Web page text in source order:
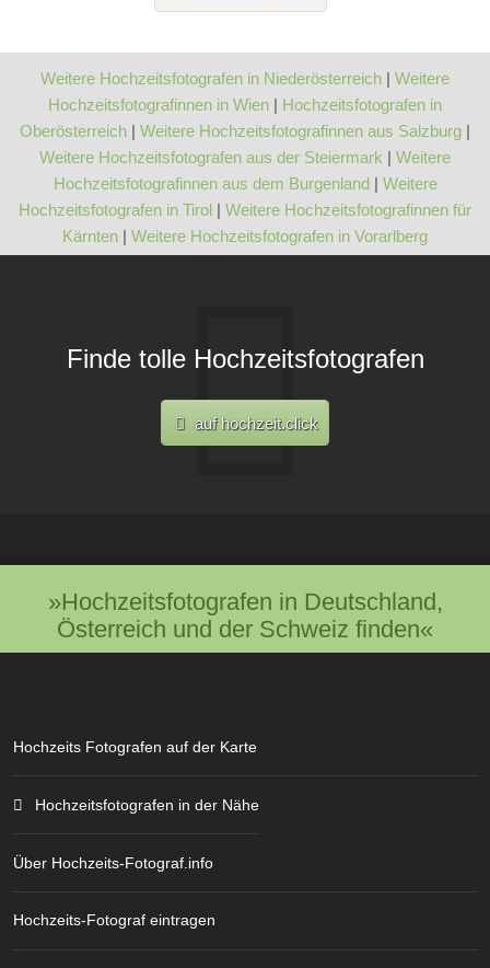
Weitere Hochzeitsfotografen in Niederösterreich | Weitere
Hochzeitsfotografinnen in Wien | Hochzeitsfotografen in
Oberösterreich | Weitere Hochzeitsfotografinnen aus Salzburg |
Weitere Hochzeitsfotografen aus der Steiermark | Weitere
Hochzeitsfotografinnen aus dem Burgenland| Weitere
Hochzeitsfotografen in Tirol | Weitere Hochzeitsfotografinnen für
Kärnten | Weitere Hochzeitsfotografen in Vorarlberg
Finde tolle Hochzeitsfotografen
auf hochzeit.click
»Hochzeitsfotografen in Deutschland,
Österreich und der Schweiz finden«
Hochzeits Fotografen auf der Karte
Hochzeitsfotografen in der Nähe
Über Hochzeits-Fotograf.info
Hochzeits-Fotograf eintragen